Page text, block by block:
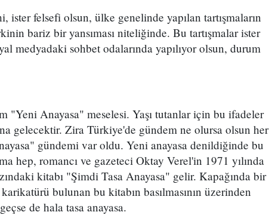
ister felsefi olsun, ülke genelinde yapılan tartışmaların
bariz bir yansıması niteliğinde. Bu tartışmalar ister
medyadaki sohbet odalarında yapılıyor olsun, durum
"Yeni Anayasa" meselesi. Yaşı tutanlar için bu ifadeler
gelecektir. Zira Türkiye'de gündem ne olursa olsun her
gündemi var oldu. Yeni anayasa denildiğinde bu
hep, romancı ve gazeteci Oktay Verel'in 1971 yılında
kitabı "Şimdi Tasa Anayasa" gelir. Kapağında bir
bulunan bu kitabın basılmasının üzerinden
de hala tasa anayasa.